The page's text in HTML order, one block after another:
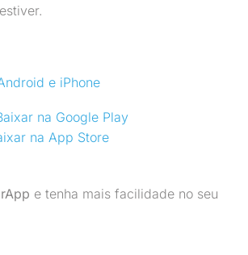
e iPhone
na Google Play
na App Store
e tenha mais facilidade no seu